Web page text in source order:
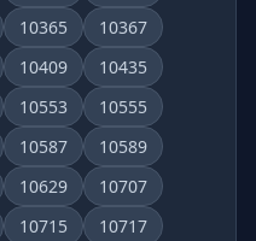
10365
10367
10409
10435
10553
10555
10587
10589
10629
10707
10715
10717